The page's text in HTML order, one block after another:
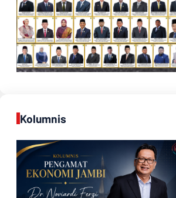
Kolumnis